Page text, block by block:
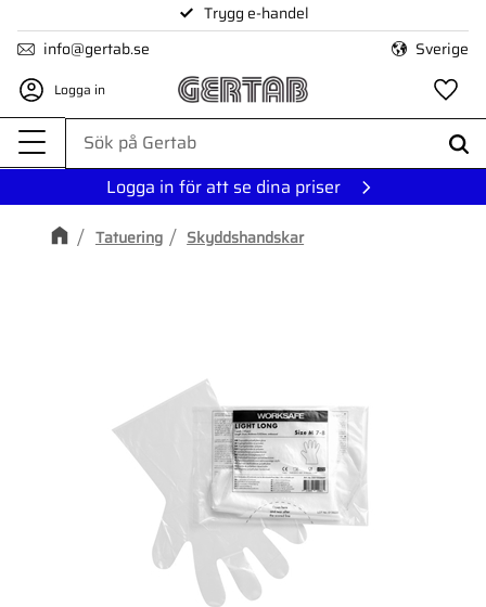
Meny
Trygg e-handel
info@gertab.se
Sverige
Logga in
Logga in för att se dina priser
Tatuering Skyddshandskar